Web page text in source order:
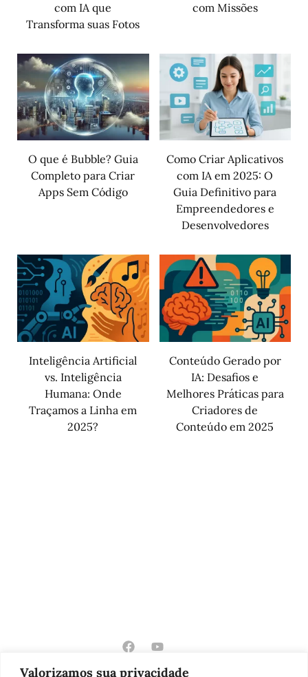
Valorizamos sua privacidade
com IA que
Transforma suas Fotos
com Missões
O que é Bubble? Guia
Completo para Criar
Apps Sem Código
Como Criar Aplicativos
com IA em 2025: O
Guia Definitivo para
Empreendedores e
Desenvolvedores
Inteligência Artificial
vs. Inteligência
Humana: Onde
Traçamos a Linha em
2025?
Conteúdo Gerado por
IA: Desafios e
Melhores Práticas para
Criadores de
Conteúdo em 2025